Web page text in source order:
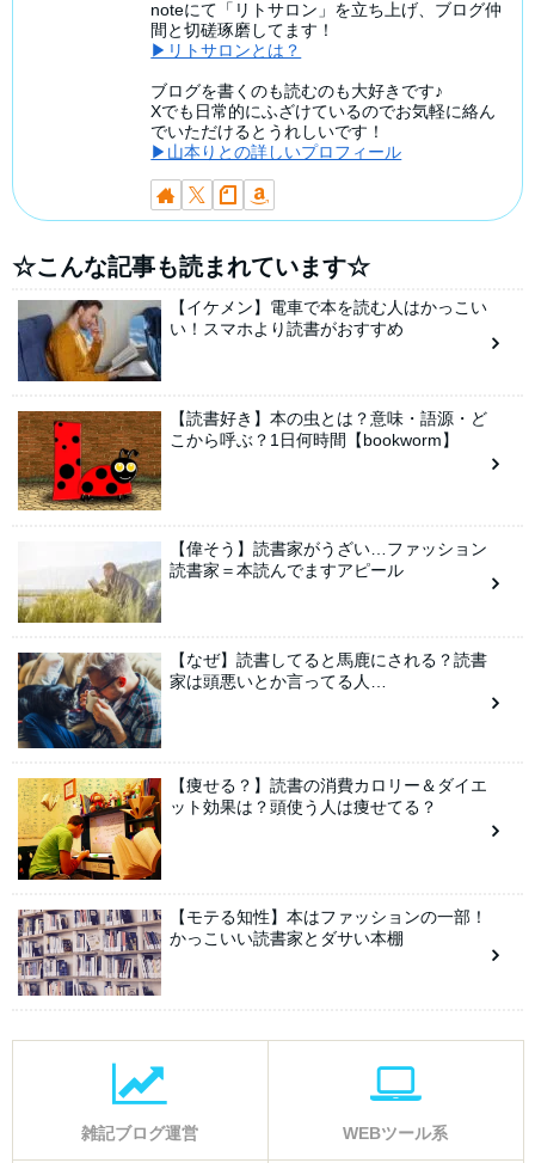
noteにて「リトサロン」を立ち上げ、ブログ仲
間と切磋琢磨してます！
▶リトサロンとは？
ブログを書くのも読むのも大好きです♪
Xでも日常的にふざけているのでお気軽に絡ん
でいただけるとうれしいです！
▶山本りとの詳しいプロフィール
☆こんな記事も読まれています☆
【イケメン】電車で本を読む人はかっこい
い！スマホより読書がおすすめ
【読書好き】本の虫とは？意味・語源・ど
こから呼ぶ？1日何時間【bookworm】
【偉そう】読書家がうざい…ファッション
読書家＝本読んでますアピール
【なぜ】読書してると馬鹿にされる？読書
家は頭悪いとか言ってる人…
【痩せる？】読書の消費カロリー＆ダイエ
ット効果は？頭使う人は痩せてる？
【モテる知性】本はファッションの一部！
かっこいい読書家とダサい本棚
雑記ブログ運営 WEBツール系